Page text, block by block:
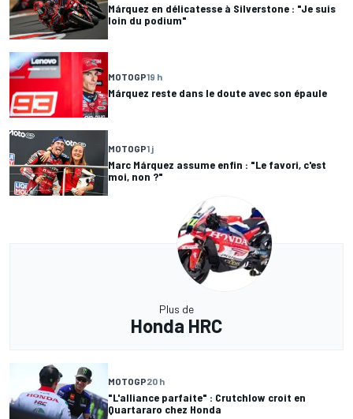
Márquez en délicatesse à Silverstone : "Je suis
loin du podium"
MOTOGP19 h
Márquez reste dans le doute avec son épaule
MOTOGP1 j
Marc Márquez assume enfin : "Le favori, c'est
moi, non ?"
Plus de
Honda HRC
MOTOGP20 h
"L'alliance parfaite" : Crutchlow croit en
Quartararo chez Honda